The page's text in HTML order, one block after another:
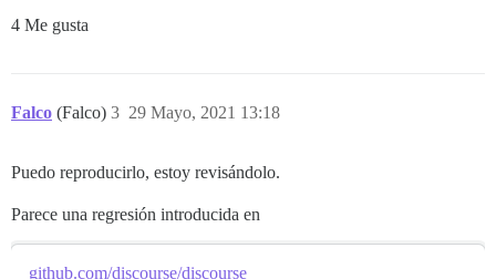
4 Me gusta
Falco (Falco) 29 Mayo, 2021 13:18
3
Puedo reproducirlo, estoy revisándolo.
Parece una regresión introducida en
github.com/discourse/discourse